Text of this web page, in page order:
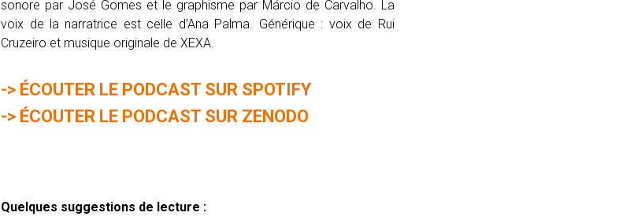
sonore par José Gomes et le graphisme par Márcio de Carvalho. La
voix de la narratrice est celle d’Ana Palma. Générique : voix de Rui
Cruzeiro et musique originale de XEXA.
-> ÉCOUTER LE PODCAST SUR SPOTIFY
-> ÉCOUTER LE PODCAST SUR ZENODO
Quelques suggestions de lecture :